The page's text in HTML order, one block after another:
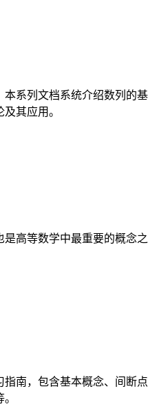
本系列文档系统介绍数列的基
其应用。
高等数学中最重要的概念之
南，包含基本概念、间断点